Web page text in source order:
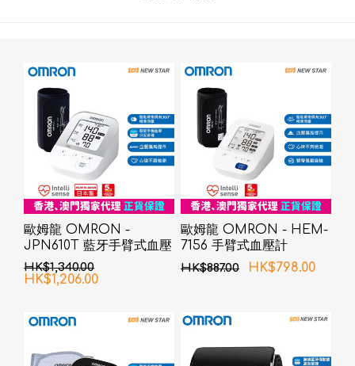
歐姆龍 OMRON -
JPN610T 藍牙手臂式血壓
計
HK$1,340.00
HK$1,206.00
歐姆龍 OMRON - HEM-
7156 手臂式血壓計
HK$887.00 HK$798.00